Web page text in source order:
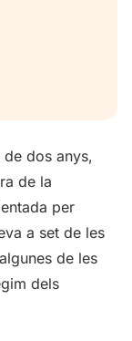
de dos anys,
de la
per
a set de les
de les
dels